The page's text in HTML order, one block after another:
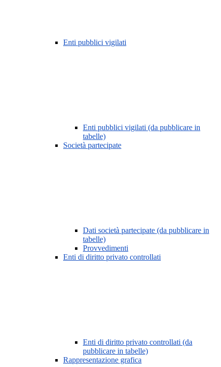
Enti pubblici vigilati
Enti pubblici vigilati (da pubblicare in
tabelle)
Società partecipate
Dati società partecipate (da pubblicare in
tabelle)
Provvedimenti
Enti di diritto privato controllati
Enti di diritto privato controllati (da
pubblicare in tabelle)
Rappresentazione grafica